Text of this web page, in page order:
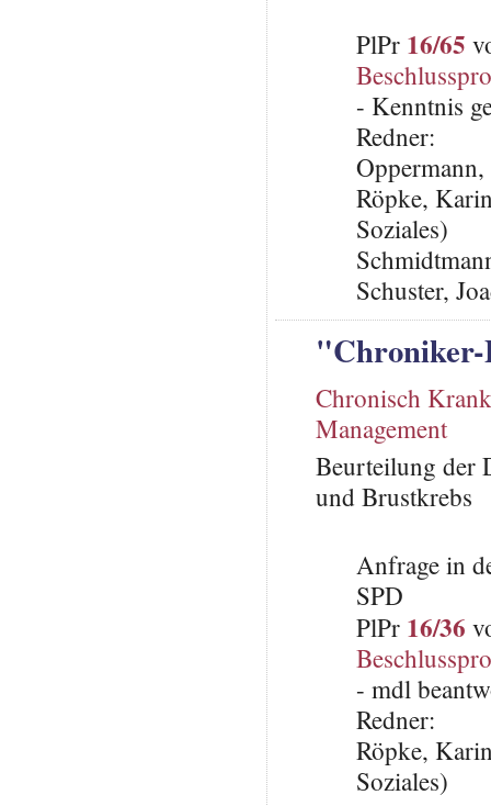
PlPr 16/65
- Kenntnis
Redner:
Röpke,
Soziales)
Schuster,
"Chroniker-
Chronisch
Management
Beurteilung der
und Brustkrebs
Anfrage in
SPD
PlPr 16/36
- mdl
Redner:
Röpke,
Soziales)